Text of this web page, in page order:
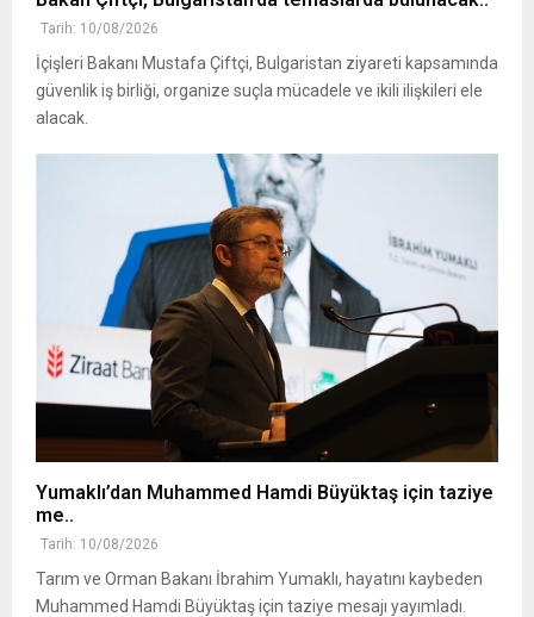
Tarih: 10/08/2026
İçişleri Bakanı Mustafa Çiftçi, Bulgaristan ziyareti kapsamında
güvenlik iş birliği, organize suçla mücadele ve ikili ilişkileri ele
alacak.
Yumaklı’dan Muhammed Hamdi Büyüktaş için taziye
me..
Tarih: 10/08/2026
Tarım ve Orman Bakanı İbrahim Yumaklı, hayatını kaybeden
Muhammed Hamdi Büyüktaş için taziye mesajı yayımladı.